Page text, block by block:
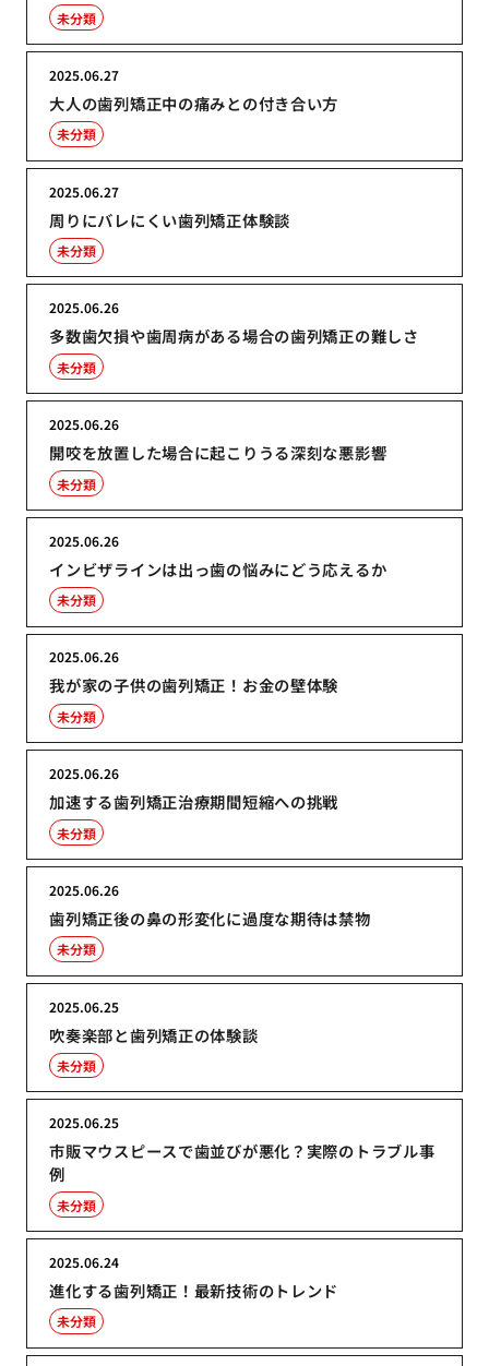
未分類
大人の歯列矯正中の痛みとの付き合い方
2025.06.27
未分類
周りにバレにくい歯列矯正体験談
2025.06.27
未分類
多数歯欠損や歯周病がある場合の歯列矯正の難しさ
2025.06.26
未分類
開咬を放置した場合に起こりうる深刻な悪影響
2025.06.26
未分類
インビザラインは出っ歯の悩みにどう応えるか
2025.06.26
未分類
我が家の子供の歯列矯正！お金の壁体験
2025.06.26
未分類
加速する歯列矯正治療期間短縮への挑戦
2025.06.26
未分類
歯列矯正後の鼻の形変化に過度な期待は禁物
2025.06.26
未分類
吹奏楽部と歯列矯正の体験談
2025.06.25
未分類
市販マウスピースで歯並びが悪化？実際のトラブル事
例
2025.06.25
未分類
進化する歯列矯正！最新技術のトレンド
2025.06.24
未分類